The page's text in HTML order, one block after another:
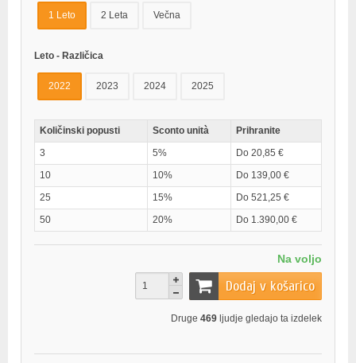
1 Leto 2 Leta Večna
Leto - Različica
2022 2023 2024 2025
Količinski popusti Sconto unità
Prihranite
3
5%
Do 20,85 €
10
10%
Do 139,00 €
25
15%
Do 521,25 €
50
20% Do 1.390,00 €
Na voljo
Dodaj v košarico
Druge 469 ljudje gledajo ta izdelek